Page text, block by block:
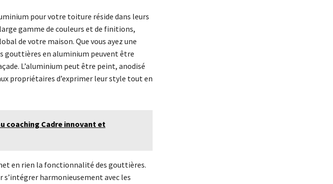
pour votre toiture réside dans leurs
gamme de couleurs et de finitions,
de votre maison. Que vous ayez une
gouttières en aluminium peuvent être
L’aluminium peut être peint, anodisé
propriétaires d’exprimer leur style tout en
coaching Cadre innovant et
en rien la fonctionnalité des gouttières.
harmonieusement avec les